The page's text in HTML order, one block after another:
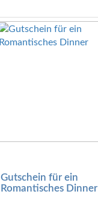
Gutschein für ein
Romantisches Dinner